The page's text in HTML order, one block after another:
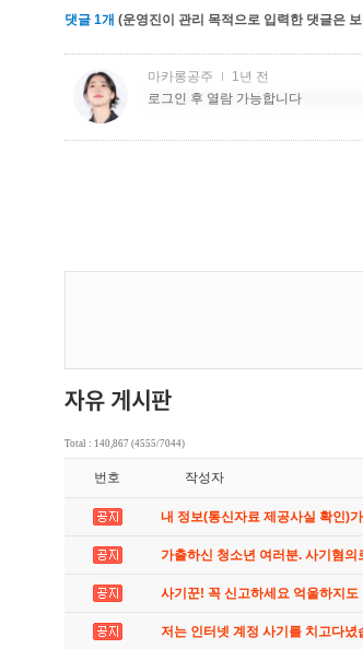
댓글 1개 (운영진이 관리 목적으로 입력한 댓글은
Total : 140,867 (4555/7044)
번호 작성자
내 정보(통신자료 제공사실 확인)
가출하신 청소년 여러분. 사기혐
사기꾼! 꼭 신고하세요 억울하지도
저는 인터넷 계정 사기를 치고다